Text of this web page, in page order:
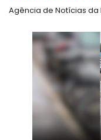
Agência de Notícias da